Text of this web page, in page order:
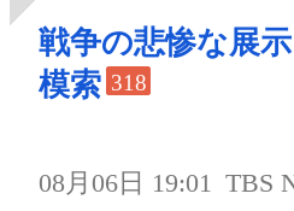
戦争の悲惨な展
模索 318
08月06日 19:01 TBS